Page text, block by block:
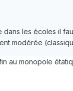
dans les écoles il
modérée
au monopole